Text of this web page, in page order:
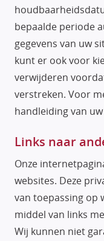
bepaalde periode
gegevens van uw
kunt er ook voor
verwijderen
verstreken. Voor
handleiding van
Links naar
Onze
websites. Deze
van toepassing op
middel van links
Wij kunnen niet